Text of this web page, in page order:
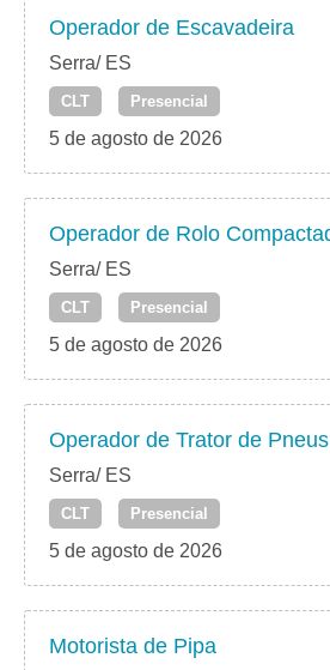
Operador de Escavadeira
Serra/ ES
CLT Presencial
5 de agosto de 2026
Operador de Rolo
Serra/ ES
CLT Presencial
5 de agosto de 2026
Operador de Trator de Pneus
Serra/ ES
CLT Presencial
5 de agosto de 2026
Motorista de Pipa